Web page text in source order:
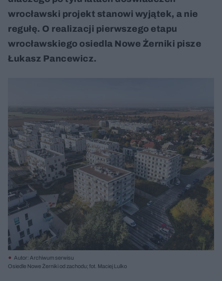
wrocławski projekt stanowi wyjątek, a nie
regułę. O realizacji pierwszego etapu
wrocławskiego osiedla Nowe Żerniki pisze
Łukasz Pancewicz.
Autor: Archiwum serwisu
Osiedle Nowe Żerniki od zachodu; fot. Maciej Lulko